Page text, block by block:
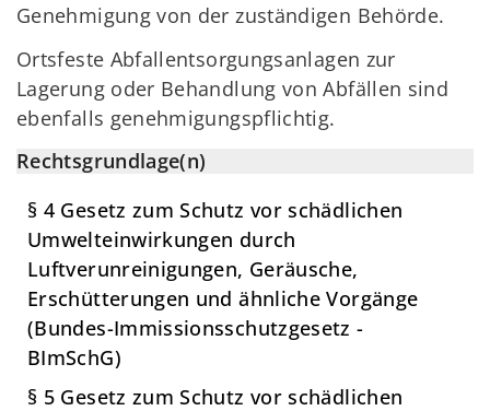
Genehmigung von der zuständigen Behörde.
Ortsfeste Abfallentsorgungsanlagen zur
Lagerung oder Behandlung von Abfällen sind
ebenfalls genehmigungspflichtig.
Rechtsgrundlage(n)
§ 4 Gesetz zum Schutz vor schädlichen
Umwelteinwirkungen durch
Luftverunreinigungen, Geräusche,
Erschütterungen und ähnliche Vorgänge
(Bundes-Immissionsschutzgesetz -
BImSchG)
§ 5 Gesetz zum Schutz vor schädlichen